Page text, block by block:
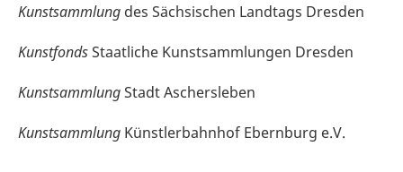
Kunstsammlung des Sächsischen Landtags Dresden
KunstfondsStaatliche Kunstsammlungen Dresden
KunstsammlungStadt Aschersleben
Kunstsammlung Künstlerbahnhof Ebernburg e.V.